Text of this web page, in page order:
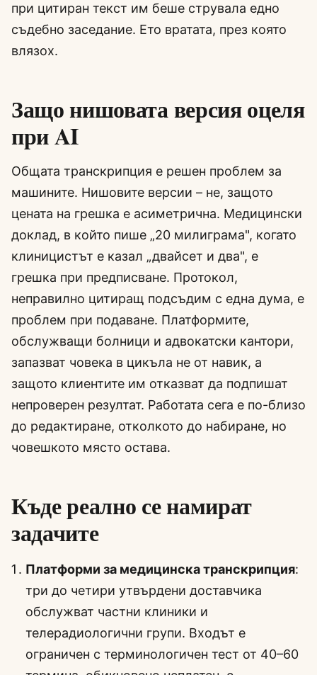
при цитиран текст им беше струвала едно
съдебно заседание. Ето вратата, през която
влязох.
Защо нишовата версия оцеля
при AI
Общата транскрипция е решен проблем за
машините. Нишовите версии – не, защото
цената на грешка е асиметрична. Медицински
доклад, в който пише „20 милиграма", когато
клиницистът е казал „двайсет и два", е
грешка при предписване. Протокол,
неправилно цитиращ подсъдим с една дума, е
проблем при подаване. Платформите,
обслужващи болници и адвокатски кантори,
запазват човека в цикъла не от навик, а
защото клиентите им отказват да подпишат
непроверен резултат. Работата сега е по-близо
до редактиране, отколкото до набиране, но
човешкото място остава.
Къде реално се намират
задачите
Платформи за медицинска транскрипция:
три до четири утвърдени доставчика
обслужват частни клиники и
телерадиологични групи. Входът е
ограничен с терминологичен тест от 40–60